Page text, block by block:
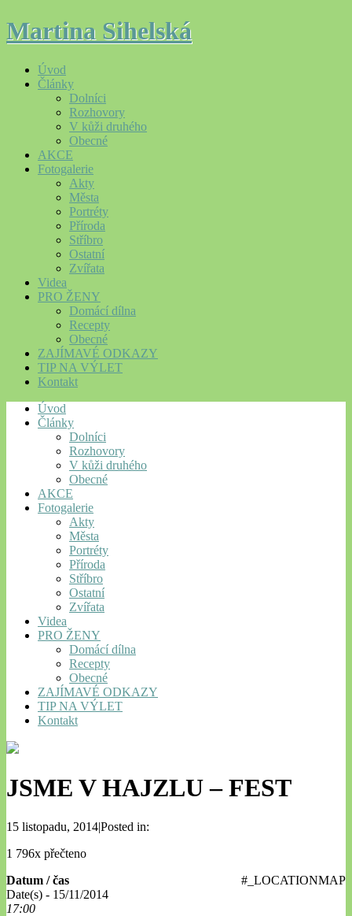
Martina Sihelská
Úvod
Články
Dolníci
Rozhovory
V kůži druhého
Obecné
AKCE
Fotogalerie
Akty
Města
Portréty
Příroda
Stříbro
Ostatní
Zvířata
Videa
PRO ŽENY
Domácí dílna
Recepty
Obecné
ZAJÍMAVÉ ODKAZY
TIP NA VÝLET
Kontakt
Úvod
Články
Dolníci
Rozhovory
V kůži druhého
Obecné
AKCE
Fotogalerie
Akty
Města
Portréty
Příroda
Stříbro
Ostatní
Zvířata
Videa
PRO ŽENY
Domácí dílna
Recepty
Obecné
ZAJÍMAVÉ ODKAZY
TIP NA VÝLET
Kontakt
JSME V HAJZLU – FEST
15 listopadu, 2014|Posted in:
1 796x přečteno
#_LOCATIONMAP
Datum / čas
Date(s) - 15/11/2014
17:00